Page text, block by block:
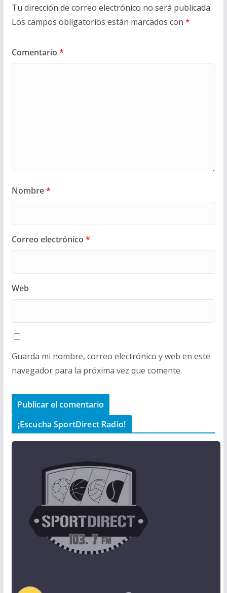
Tu dirección de correo electrónico no será publicada.
Los campos obligatorios están marcados con *
Comentario *
Nombre*
Correo electrónico *
Web
Guarda mi nombre, correo electrónico y web en este
navegador para la próxima vez que comente.
¡Escucha SportDirect Radio!